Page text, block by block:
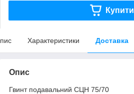
Купити
Характеристики Доставка
Опис
Гвинт подавальний СЦН 75/70